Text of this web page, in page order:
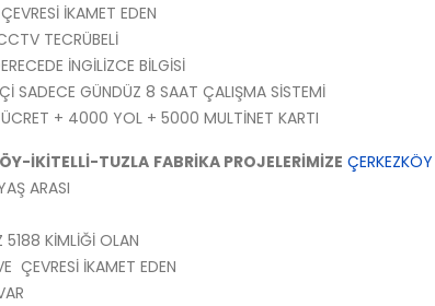
İKAMET EDEN
TECRÜBELİ
İNGİLİZCE BİLGİSİ
SADECE GÜNDÜZ 8 SAAT ÇALIŞMA SİSTEMİ
+ 4000 YOL + 5000 MULTİNET KARTI
İKİTELLİ-TUZLA FABRİKA PROJELERİMİZE
ARASI
5188 KİMLİĞİ OLAN
ÇEVRESİ İKAMET EDEN